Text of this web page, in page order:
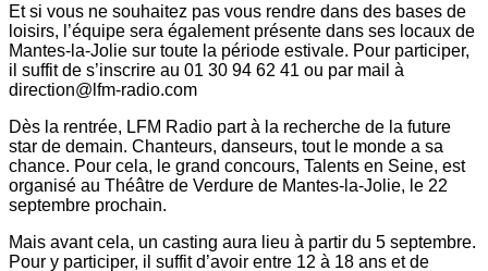
Et si vous ne souhaitez pas vous rendre dans des bases de
loisirs, l’équipe sera également présente dans ses locaux de
Mantes-la-Jolie sur toute la période estivale. Pour participer,
il suffit de s’inscrire au 01 30 94 62 41 ou par mail à
direction@lfm-radio.com
Dès la rentrée, LFM Radio part à la recherche de la future
star de demain. Chanteurs, danseurs, tout le monde a sa
chance. Pour cela, le grand concours, Talents en Seine, est
organisé au Théâtre de Verdure de Mantes-la-Jolie, le 22
septembre prochain.
Mais avant cela, un casting aura lieu à partir du 5 septembre.
Pour y participer, il suffit d’avoir entre 12 à 18 ans et de